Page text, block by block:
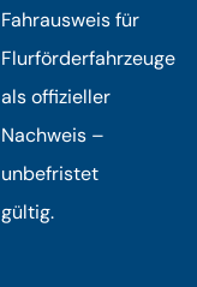
Fahrausweis für
Flurförderfahrzeuge
als offizieller
Nachweis –
unbefristet
gültig.